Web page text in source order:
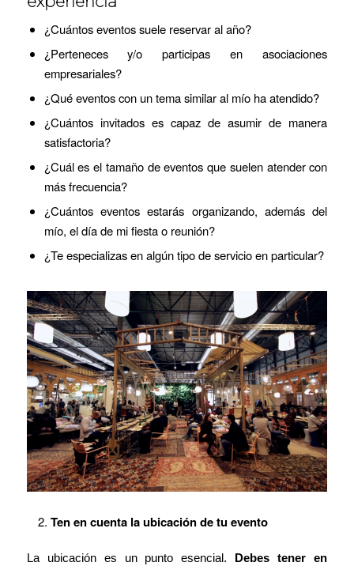
¿Cuántos eventos suele reservar al año?
¿Perteneces y/o participas en asociaciones
empresariales?
¿Qué eventos con un tema similar al mío ha atendido?
¿Cuántos invitados es capaz de asumir de manera
satisfactoria?
¿Cuál es el tamaño de eventos que suelen atender con
más frecuencia?
¿Cuántos eventos estarás organizando, además del
mío, el día de mi fiesta o reunión?
¿Te especializas en algún tipo de servicio en particular?
Ten en cuenta la ubicación de tu evento
La ubicación es un punto esencial. Debes tener en